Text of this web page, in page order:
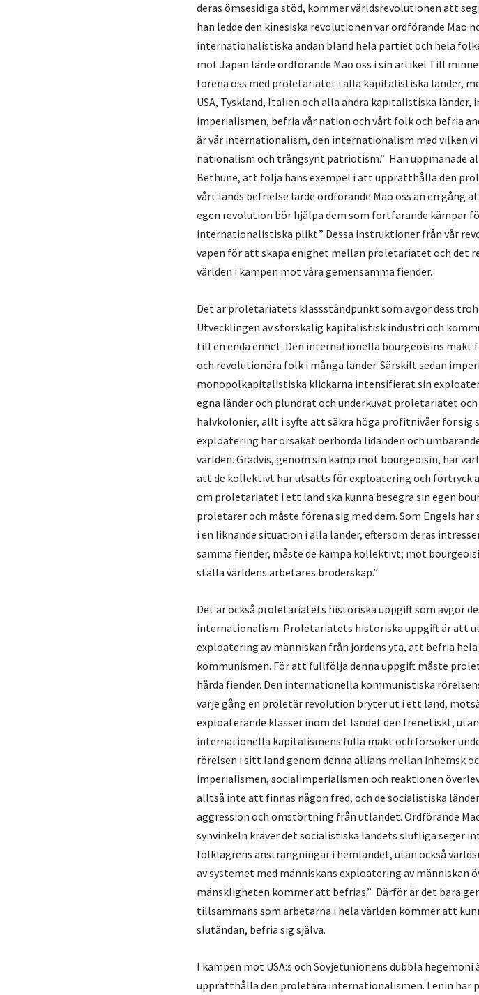
deras ömsesidiga stöd, kommer världsrevolutionen att
han ledde den kinesiska revolutionen var ordförande Mao
internationalistiska andan bland hela partiet och hela
mot Japan lärde ordförande Mao oss i sin artikel Till
förena oss med proletariatet i alla kapitalistiska länder,
USA, Tyskland, Italien och alla andra kapitalistiska
imperialismen, befria vår nation och vårt folk och befria
är vår internationalism, den internationalism med vilken
nationalism och trångsynt patriotism.” Han uppmanade
Bethune, att följa hans exempel i att upprätthålla den
vårt lands befrielse lärde ordförande Mao oss än en gång
egen revolution bör hjälpa dem som fortfarande kämpar
internationalistiska plikt.” Dessa instruktioner från vår
vapen för att skapa enighet mellan proletariatet och det
världen i kampen mot våra gemensamma fiender.
Det är proletariatets klassståndpunkt som avgör dess
Utvecklingen av storskalig kapitalistisk industri och
till en enda enhet. Den internationella bourgeoisins
och revolutionära folk i många länder. Särskilt sedan
monopolkapitalistiska klickarna intensifierat sin
egna länder och plundrat och underkuvat proletariatet
halvkolonier, allt i syfte att säkra höga profitnivåer för sig
exploatering har orsakat oerhörda lidanden och
världen. Gradvis, genom sin kamp mot bourgeoisin, har
att de kollektivt har utsatts för exploatering och förtryck
om proletariatet i ett land ska kunna besegra sin egen
proletärer och måste förena sig med dem. Som Engels
i en liknande situation i alla länder, eftersom deras
samma fiender, måste de kämpa kollektivt; mot
ställa världens arbetares broderskap.”
Det är också proletariatets historiska uppgift som avgör
internationalism. Proletariatets historiska uppgift är att
exploatering av människan från jordens yta, att befria
kommunismen. För att fullfölja denna uppgift måste
hårda fiender. Den internationella kommunistiska
varje gång en proletär revolution bryter ut i ett land,
exploaterande klasser inom det landet den frenetiskt, utan
internationella kapitalismens fulla makt och försöker
rörelsen i sitt land genom denna allians mellan inhemsk
imperialismen, socialimperialismen och reaktionen
alltså inte att finnas någon fred, och de socialistiska
aggression och omstörtning från utlandet. Ordförande
synvinkeln kräver det socialistiska landets slutliga seger
folklagrens ansträngningar i hemlandet, utan också
av systemet med människans exploatering av människan
mänskligheten kommer att befrias.” Därför är det bara
tillsammans som arbetarna i hela världen kommer att
slutändan, befria sig själva.
I kampen mot USA:s och Sovjetunionens dubbla
upprätthålla den proletära internationalismen. Lenin har